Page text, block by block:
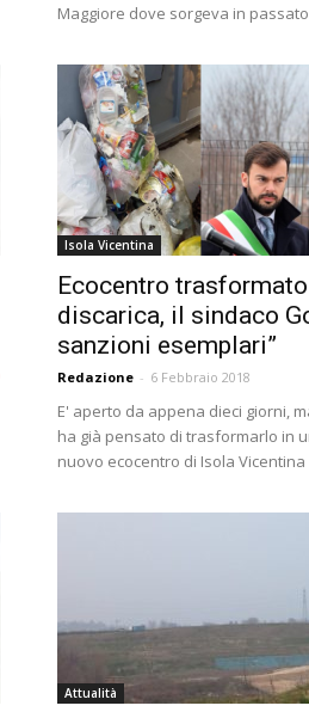
Maggiore dove sorgeva in
Isola Vicentina
Ecocentro
discarica, il sindaco
sanzioni esemplari”
Redazione - 6 Febbraio 2018
E' aperto da appena dieci giorni,
ha già pensato di trasformarlo in
nuovo ecocentro di Isola Vicentina
Attualità